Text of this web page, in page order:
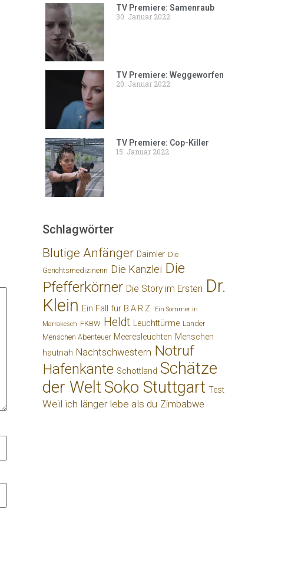
TV Premiere: Samenraub
30. Januar 2022
TV Premiere: Weggeworfen
20. Januar 2022
TV Premiere: Cop-Killer
15. Januar 2022
Schlagwörter
Blutige Anfänger Daimler Die
Gerichtsmedizinerin Die Kanzlei Die
Pfefferkörner Die Story im Ersten Dr.
Klein Ein Fall für B.A.R.Z. Ein Sommer in
Marrakesch FKBW Heldt Leuchttürme Länder
Menschen Abenteuer Meeresleuchten Menschen
hautnah Nachtschwestern Notruf
Hafenkante Schottland Schätze
der Welt Soko Stuttgart Test
Weil ich länger lebe als du Zimbabwe